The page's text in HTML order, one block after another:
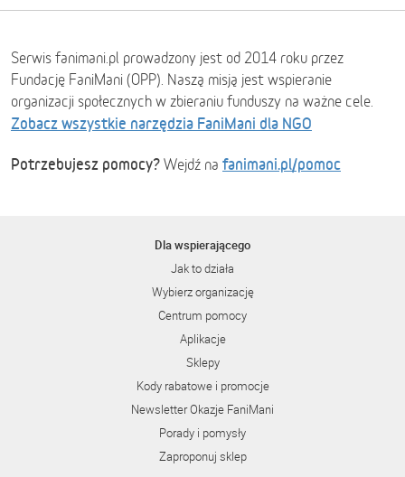
Serwis fanimani.pl prowadzony jest od 2014 roku przez
Fundację FaniMani (OPP). Naszą misją jest wspieranie
organizacji społecznych w zbieraniu funduszy na ważne cele.
Zobacz wszystkie narzędzia FaniMani dla NGO
Potrzebujesz pomocy? Wejdź na fanimani.pl/pomoc
Dla wspierającego
Jak to działa
Wybierz organizację
Centrum pomocy
Aplikacje
Sklepy
Kody rabatowe i promocje
Newsletter Okazje FaniMani
Porady i pomysły
Zaproponuj sklep